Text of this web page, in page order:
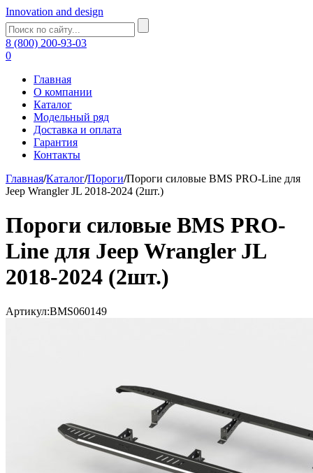
Innovation and design
8 (800) 200-93-03
0
Главная
О компании
Каталог
Модельный ряд
Доставка и оплата
Гарантия
Контакты
Главная/Каталог/Пороги/Пороги силовые BMS PRO-Line для
Jeep Wrangler JL 2018-2024 (2шт.)
Пороги силовые BMS PRO-
Line для Jeep Wrangler JL
2018-2024 (2шт.)
Артикул:BMS060149